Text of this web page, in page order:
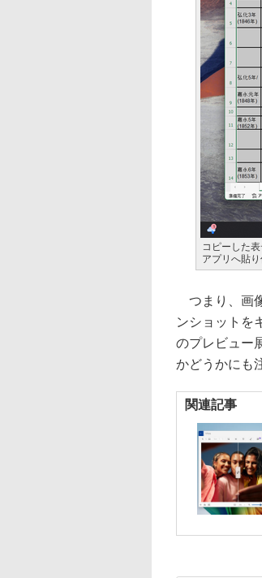
コピーした
アプリへ貼
つまり、画
ンショットを
のプレビュー
かどうかにも
関連記事